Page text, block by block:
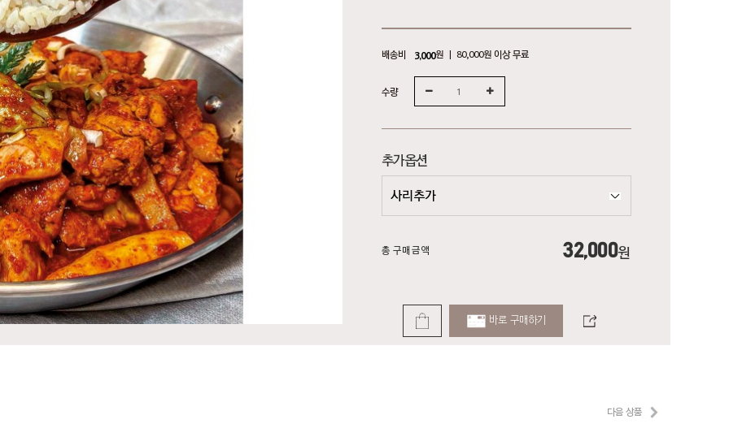
배송비 3,000원 ㅣ 80,000원 이상 무료
수량
추가옵션
총 구매금액 32,000원
바로 구매하기
다음 상품